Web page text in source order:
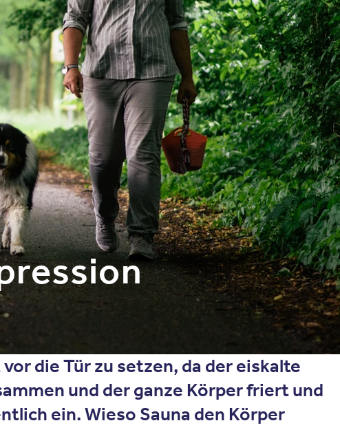
die Tür zu setzen, da der eiskalte
und der ganze Körper friert und
ein. Wieso Sauna den Körper